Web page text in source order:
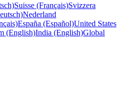
Suisse (Français)Svizzera
Nederland
España (Español)United States
(English)India (English)Global